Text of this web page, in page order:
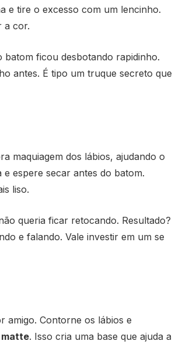
e tire o excesso com um lencinho.
a cor.
batom ficou desbotando rapidinho.
antes. É tipo um truque secreto que
maquiagem dos lábios, ajudando o
espere secar antes do batom.
liso.
queria ficar retocando. Resultado?
e falando. Vale investir em um se
amigo. Contorne os lábios e
. Isso cria uma base que ajuda a